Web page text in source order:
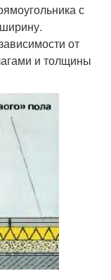
с
от
и толщины